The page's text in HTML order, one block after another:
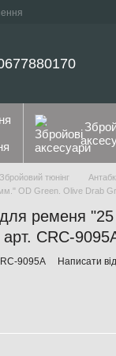
Збройовий тюнінг
OD Green. Olive Drab
ременя
CRC-
9095А Написати